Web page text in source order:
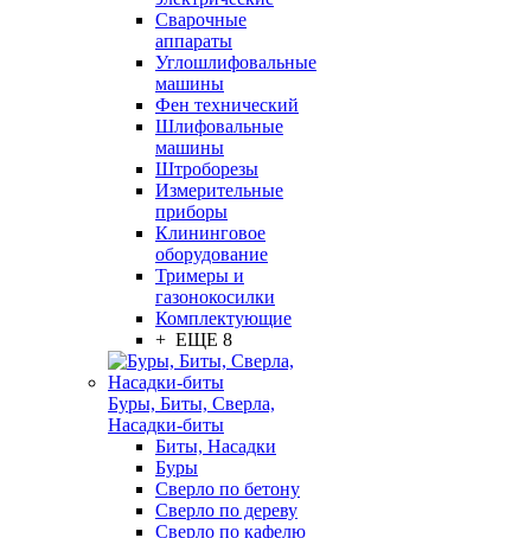
Сварочные
аппараты
Углошлифовальные
машины
Фен технический
Шлифовальные
машины
Штроборезы
Измерительные
приборы
Клининговое
оборудование
Тримеры и
газонокосилки
Комплектующие
+ ЕЩЕ 8
Буры, Биты, Сверла,
Насадки-биты
Биты, Насадки
Буры
Сверло по бетону
Сверло по дереву
Сверло по кафелю